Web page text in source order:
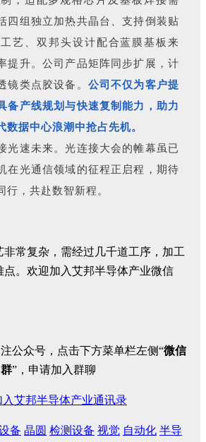
四组独立加热共晶台、支持倒装贴
艺、双邦头设计配合蓝膜基板来
提升。公司产品矩阵同步扩展，计
镜类点胶设备。 公司不仅为客户提
备产线规划与快速复制能力，助力
数据中心浪潮中抢占先机。
光速未来。光连接大会的帷幕虽已
在光通信领域的征程正启程，期待
行，共赴数智新程。
常复杂，需经过几千道工序，加工
点。欢迎加入艾邦半导体产业微信
公众号，点击下方菜单栏左侧“微信
群”，申请加入群聊
入艾邦半导体产业通讯录
备 晶圆 检测设备 视觉 自动化 半导